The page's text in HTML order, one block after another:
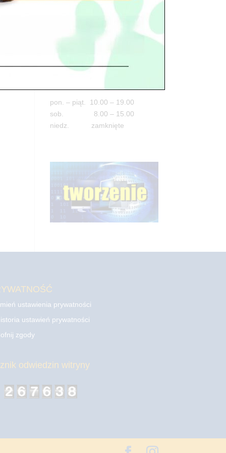
05-100 Nowy Dwór Mazowiecki
tel. 503 900 215
pon. – piąt. 10.00 – 19.00
sob. 8.00 – 15.00
niedz. zamknięte
ustawienia prywatności
ustawień prywatności
zgody
odwiedzin witryny